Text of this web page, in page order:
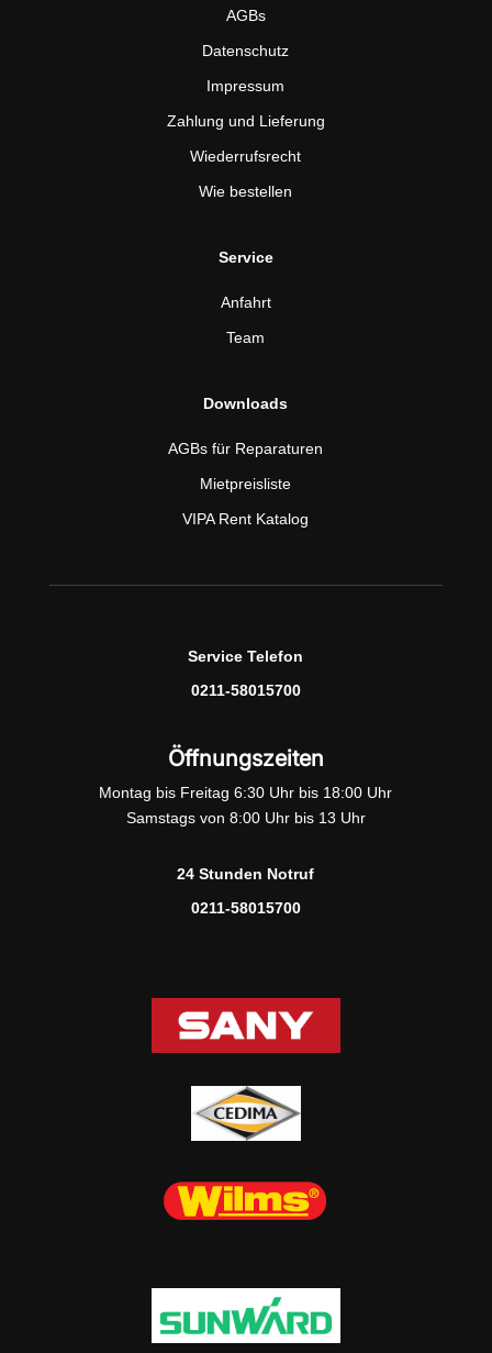
AGBs
Datenschutz
Impressum
Zahlung und Lieferung
Wiederrufsrecht
Wie bestellen
Service
Anfahrt
Team
Downloads
AGBs für Reparaturen
Mietpreisliste
VIPA Rent Katalog
Service Telefon
0211-58015700
Öffnungszeiten
Montag bis Freitag 6:30 Uhr bis 18:00 Uhr
Samstags von 8:00 Uhr bis 13 Uhr
24 Stunden Notruf
0211-58015700